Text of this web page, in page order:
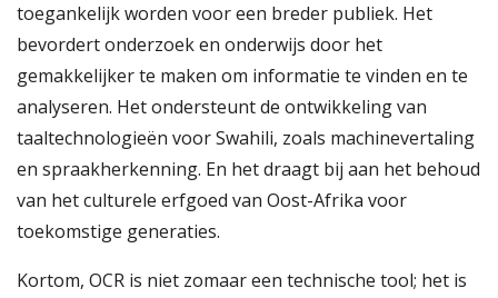
toegankelijk worden voor een breder publiek. Het
bevordert onderzoek en onderwijs door het
gemakkelijker te maken om informatie te vinden en te
analyseren. Het ondersteunt de ontwikkeling van
taaltechnologieën voor Swahili, zoals machinevertaling
en spraakherkenning. En het draagt bij aan het behoud
van het culturele erfgoed van Oost-Afrika voor
toekomstige generaties.
Kortom, OCR is niet zomaar een technische tool; het is